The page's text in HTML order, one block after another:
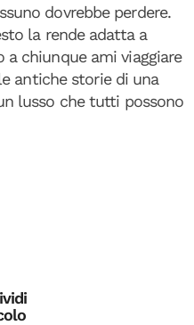
dovrebbe perdere.
la rende adatta a
chiunque ami viaggiare
antiche storie di una
lusso che tutti possono